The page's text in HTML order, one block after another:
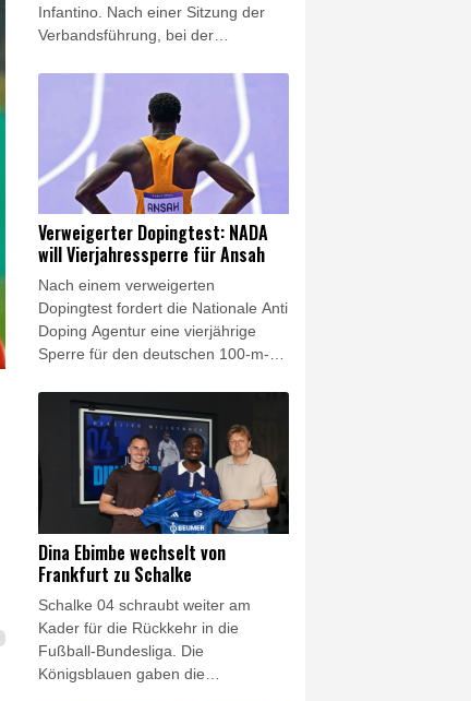
Infantino. Nach einer Sitzung der
Verbandsführung, bei der
umstrittenen FIFA-Chefs erörtert
wurde, sagte die NFF-Vorsitzende
Lise Klaveness auf einer
Pressekonferenz: "Wir werden den
FIFA-Präsidenten jetzt zum Rücktritt
auffordern."
Verweigerter Dopingtest: NADA
will Vierjahressperre für Ansah
Nach einem verweigerten
Dopingtest fordert die Nationale Anti
Doping Agentur eine vierjährige
Sperre für den deutschen 100-m-
Sanktionsvorschlag teilte die NADA
am Freitag mit. Wird er akzeptiert,
reduziert sich die Dauer
automatisch auf drei Jahre.
Dina Ebimbe wechselt von
Frankfurt zu Schalke
Schalke 04 schraubt weiter am
Kader für die Rückkehr in die
Fußball-Bundesliga. Die
Königsblauen gaben die